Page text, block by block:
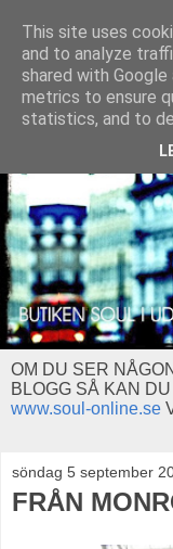
OM DU SER
BLOGG SÅ KAN
www.soul-online.se
söndag 5 september
FRÅN
This site uses
and to analyze
shared with
metrics to ensure
statistics, and to